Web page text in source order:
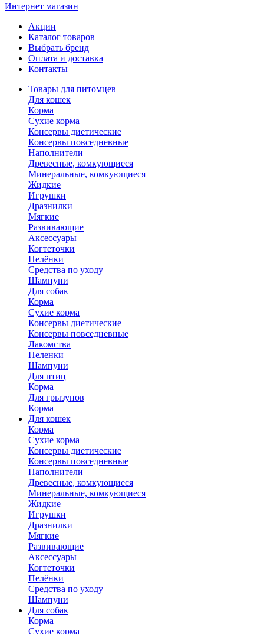
Интернет магазин
Акции
Каталог товаров
Выбрать бренд
Оплата и доставка
Контакты
Товары для питомцев
Для кошек
Корма
Сухие корма
Консервы диетические
Консервы повседневные
Наполнители
Древесные, комкующиеся
Минеральные, комкующиеся
Жидкие
Игрушки
Дразнилки
Мягкие
Развивающие
Аксессуары
Когтеточки
Пелёнки
Средства по уходу
Шампуни
Для собак
Корма
Сухие корма
Консервы диетические
Консервы повседневные
Лакомства
Пеленки
Шампуни
Для птиц
Корма
Для грызунов
Корма
Для кошек
Корма
Сухие корма
Консервы диетические
Консервы повседневные
Наполнители
Древесные, комкующиеся
Минеральные, комкующиеся
Жидкие
Игрушки
Дразнилки
Мягкие
Развивающие
Аксессуары
Когтеточки
Пелёнки
Средства по уходу
Шампуни
Для собак
Корма
Сухие корма